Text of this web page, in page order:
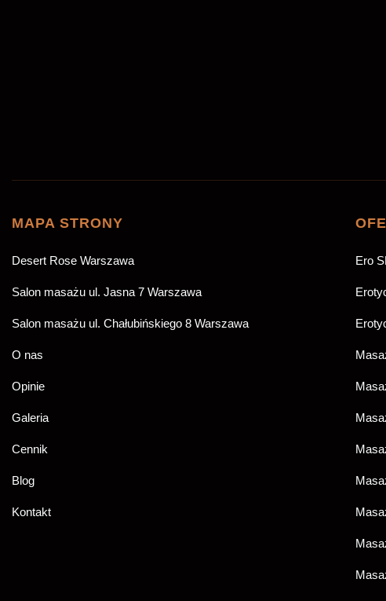
MAPA STRONY
Desert Rose Warszawa
Salon masażu ul. Jasna 7 Warszawa
Salon masażu ul. Chałubińskiego 8 Warszawa
O nas
Opinie
Galeria
Cennik
Blog
Kontakt
Ero